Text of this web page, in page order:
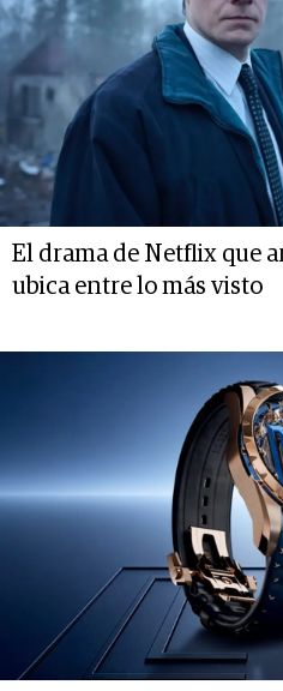
El drama de Netflix que
ubica entre lo más visto